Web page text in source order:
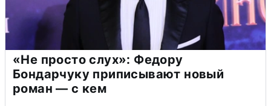
«Не просто слух»: Федору
Бондарчуку приписывают новый
роман — с кем